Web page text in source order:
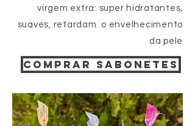
virgem extra: super hidratantes,
suaves, retardam o envelhecimento
da pele
COMPRAR SABONETES